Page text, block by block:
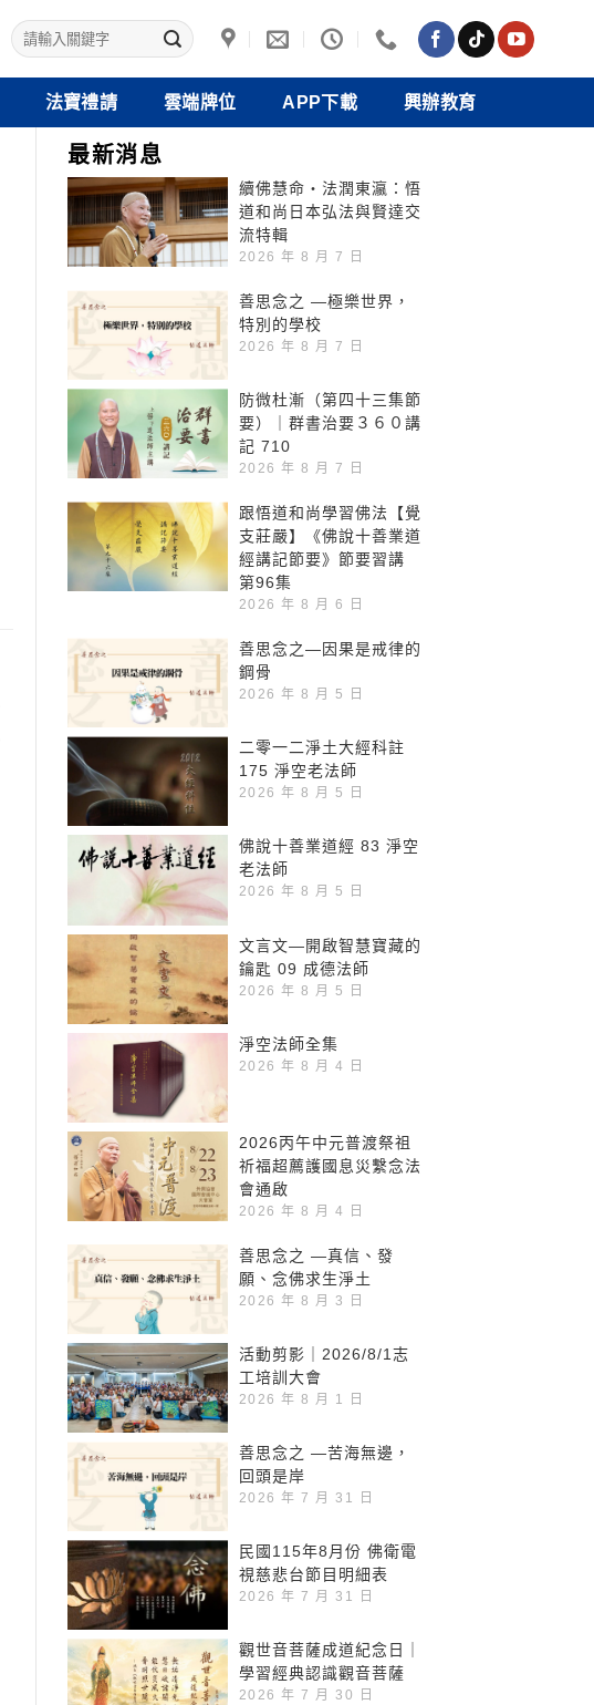
法寶禮請 雲端牌位 APP下載 興辦教育
最新消息
續佛慧命‧法潤東瀛：悟
道和尚日本弘法與賢達交
流特輯
2026 年 8 月 7 日
善思念之 —極樂世界，
特別的學校
2026 年 8 月 7 日
防微杜漸（第四十三集節
要）｜群書治要３６０講
記 710
2026 年 8 月 7 日
跟悟道和尚學習佛法【覺
支莊嚴】《佛說十善業道
經講記節要》節要習講
第96集
2026 年 8 月 6 日
善思念之—因果是戒律的
鋼骨
2026 年 8 月 5 日
二零一二淨土大經科註
175 淨空老法師
2026 年 8 月 5 日
佛說十善業道經 83 淨空
老法師
2026 年 8 月 5 日
文言文—開啟智慧寶藏的
鑰匙 09 成德法師
2026 年 8 月 5 日
淨空法師全集
2026 年 8 月 4 日
2026丙午中元普渡祭祖
祈福超薦護國息災繫念法
會通啟
2026 年 8 月 4 日
善思念之 —真信、發
願、念佛求生淨土
2026 年 8 月 3 日
活動剪影｜2026/8/1志
工培訓大會
2026 年 8 月 1 日
善思念之 —苦海無邊，
回頭是岸
2026 年 7 月 31 日
民國115年8月份 佛衛電
視慈悲台節目明細表
2026 年 7 月 31 日
觀世音菩薩成道紀念日｜
學習經典認識觀音菩薩
2026 年 7 月 30 日